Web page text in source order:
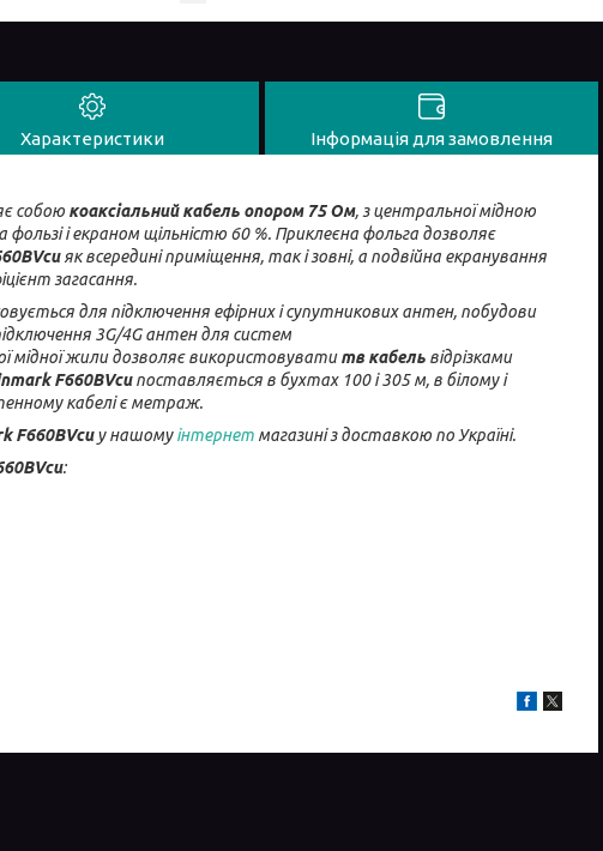
Характеристики Інформація для замовлення
собою коаксіальний кабель опором 75 Ом, з центральної мідною
і екраном щільністю 60 %. Приклеєна фольга дозволяє
як всередині приміщення, так і зовні, а подвійна екранування
загасання.
для підключення ефірних і супутникових антен, побудови
3G/4G антен для систем
мідної жили дозволяє використовуватитв кабель відрізками
F660BVcuпоставляється в бухтах 100 і 305 м, в білому і
кабелі є метраж.
F660BVcuу нашомуінтернет магазині з доставкою по Україні.
: